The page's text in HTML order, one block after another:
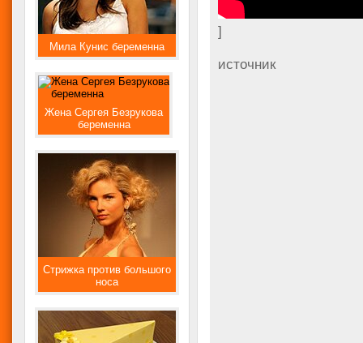
]
источник
Мила Кунис беременна
Жена Сергея Безрукова
беременна
Стрижка против большого
носа